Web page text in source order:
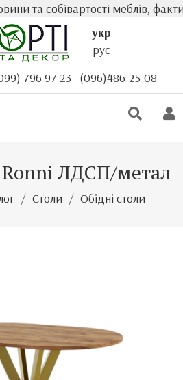
собівартості меблів,
укр
рус
796 97 23 (096)486-25-08
Ronni ЛДСП/метал
Столи Обідні столи